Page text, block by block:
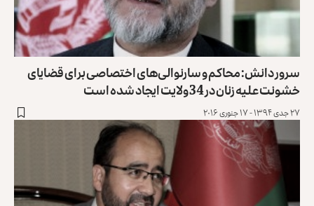
سرور دانش: محاکم و سارنوالی‌های اختصاصی برای قضایای
خشونت علیه زنان در 34 ولایت ایجاد شده است
۲۷ جدی ۱۳۹۴ - ۱۷ جنوری ۲۰۱۶